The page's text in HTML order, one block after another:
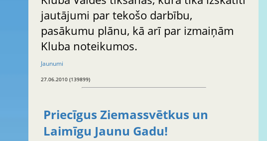
jautājumi par tekošo darbību,
pasākumu plānu, kā arī par izmaiņām
Kluba noteikumos.
Jaunumi
27.06.2010 (139899)
Priecīgus Ziemassvētkus un
Laimīgu Jaunu Gadu!